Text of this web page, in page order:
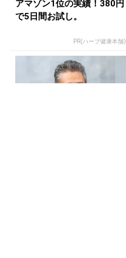
アマゾン1位の実績！380円
で5日間お試し。
PR(ハーブ健康本舗)